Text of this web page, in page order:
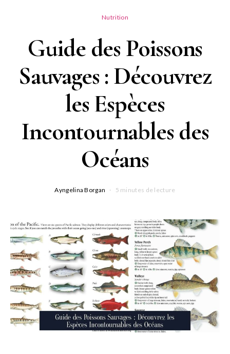
Nutrition
Guide des Poissons
Sauvages : Découvrez
les Espèces
Incontournables des
Océans
Ayngelina Borgan 5 minutes de lecture